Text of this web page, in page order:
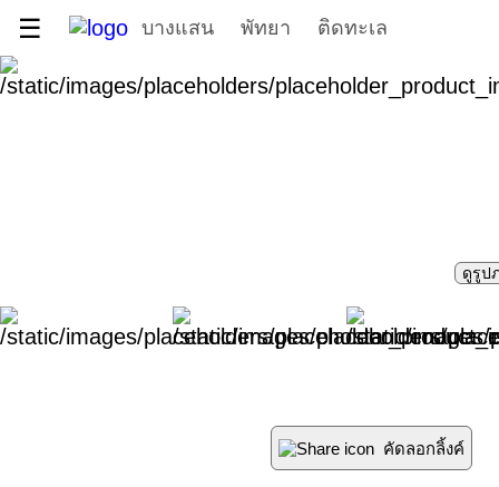
☰ บางแสน พัทยา ติดทะเล
ดูรูป
คัดลอกลิ้งค์